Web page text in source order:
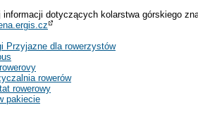
informacji dotyczących kolarstwa górskiego
Przyjazne dla rowerzystów
rowerów
rowerowy
pakiecie